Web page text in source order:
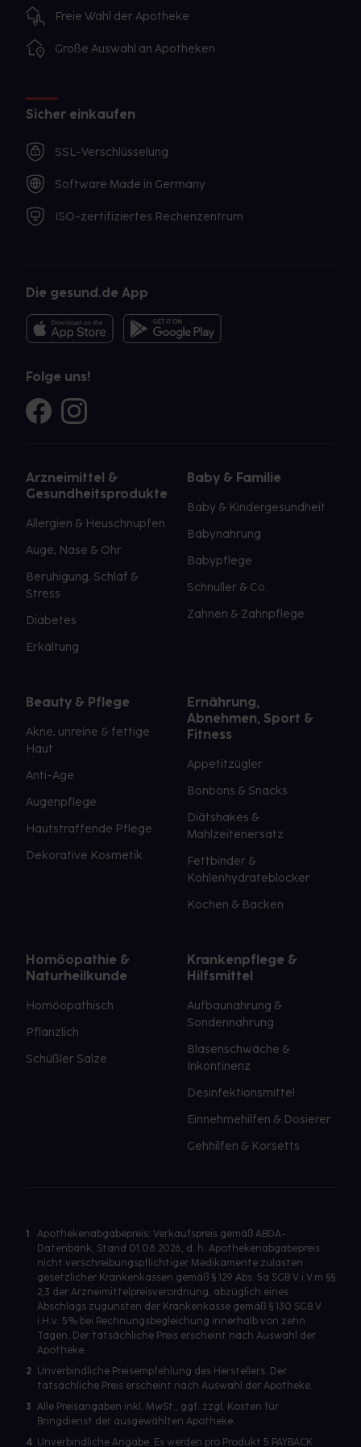
Freie Wahl der Apotheke
Große Auswahl an Apotheken
Sicher einkaufen
SSL-Verschlüsselung
Software Made in Germany
ISO-zertifiziertes Rechenzentrum
Die gesund.de App
Folge uns!
Arzneimittel &
Gesundheitsprodukte
Allergien & Heuschnupfen
Auge, Nase & Ohr
Beruhigung, Schlaf &
Stress
Diabetes
Erkältung
Baby & Familie
Baby & Kindergesundheit
Babynahrung
Babypflege
Schnuller & Co.
Zahnen & Zahnpflege
Beauty & Pflege
Akne, unreine & fettige
Haut
Anti-Age
Augenpflege
Hautstraffende Pflege
Dekorative Kosmetik
Ernährung,
Abnehmen, Sport &
Fitness
Appetitzügler
Bonbons & Snacks
Diätshakes &
Mahlzeitenersatz
Fettbinder &
Kohlenhydrateblocker
Kochen & Backen
Homöopathie &
Naturheilkunde
Homöopathisch
Pflanzlich
Schüßler Salze
Krankenpflege &
Hilfsmittel
Aufbaunahrung &
Sondennahrung
Blasenschwäche &
Inkontinenz
Desinfektionsmittel
Einnehmehilfen & Dosierer
Gehhilfen & Korsetts
1
Apothekenabgabepreis: Verkaufspreis gemäß ABDA-
Datenbank, Stand 01.08.2026, d. h. Apothekenabgabepreis
nicht verschreibungspflichtiger Medikamente zulasten
gesetzlicher Krankenkassen gemäß § 129 Abs. 5a SGB V i.V.m §§
2,3 der Arzneimittelpreisverordnung, abzüglich eines
Abschlags zugunsten der Krankenkasse gemäß § 130 SGB V
i.H.v. 5% bei Rechnungsbegleichung innerhalb von zehn
Tagen. Der tatsächliche Preis erscheint nach Auswahl der
Apotheke.
2 Unverbindliche Preisempfehlung des Herstellers. Der
tatsächliche Preis erscheint nach Auswahl der Apotheke.
3 Alle Preisangaben inkl. MwSt., ggf. zzgl. Kosten für
Bringdienst der ausgewählten Apotheke.
4 Unverbindliche Angabe. Es werden pro Produkt 5 PAYBACK